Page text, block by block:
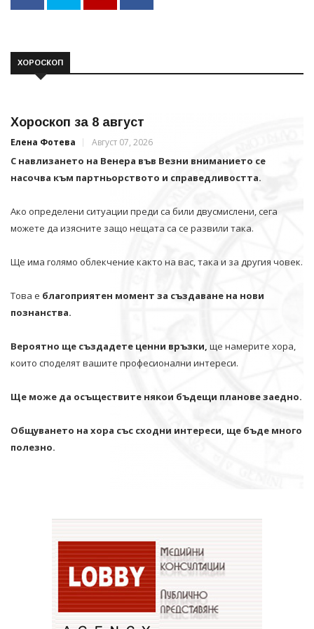
ХОРОСКОП
Хороскоп за 8 август
Елена Фотева Август 07, 2026
С навлизането на Венера във Везни вниманието се
насочва към партньорството и справедливостта.
Ако определени ситуации преди са били двусмислени, сега
можете да изясните защо нещата са се развили така.
Ще има голямо облекчение както на вас, така и за другия човек.
Това е благоприятен момент за създаване на нови
познанства.
Вероятно ще създадете ценни връзки, ще намерите хора,
които споделят вашите професионални интереси.
Ще може да осъществите някои бъдещи планове заедно.
Общуването на хора със сходни интереси, ще бъде много
полезно.